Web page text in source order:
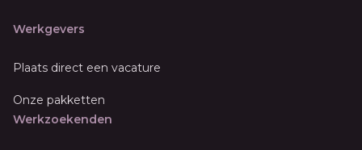
Werkgevers
Plaats direct een vacature
Onze pakketten
Werkzoekenden